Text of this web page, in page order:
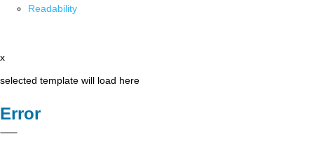
Readability
x
selected template will load here
Error